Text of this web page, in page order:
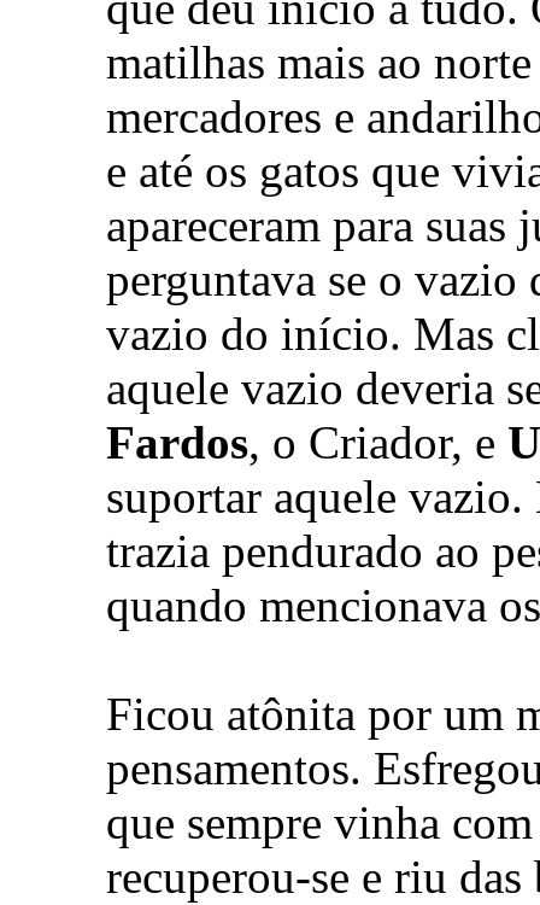
matilhas mais ao
mercadores e
e até os gatos que
apareceram para suas
perguntava se o vazio
vazio do início. Mas
aquele vazio deveria
Fardos, o Criador, e
suportar aquele vazio.
trazia pendurado ao
quando mencionava
Ficou atônita por um
pensamentos.
que sempre vinha
recuperou-se e riu das